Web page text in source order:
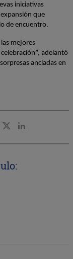
iniciativas
que
de encuentro.
mejores
adelantó
ancladas en